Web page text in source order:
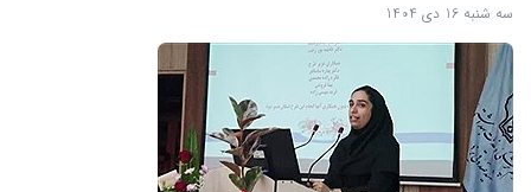
سه شنبه 16 دی 1404